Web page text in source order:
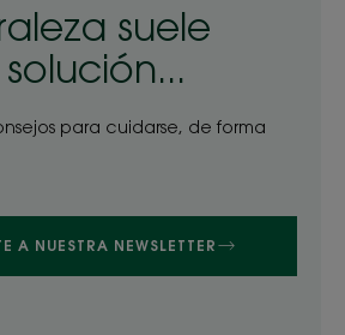
suele
para cuidarse, de forma
A NUESTRA NEWSLETTER